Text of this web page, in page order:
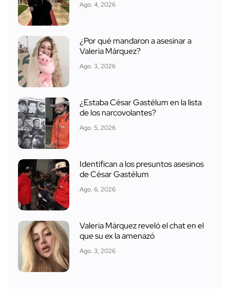
Ago. 4, 2026
¿Por qué mandaron a asesinar a
Valeria Márquez?
Ago. 3, 2026
¿Estaba César Gastélum en la lista
de los narcovolantes?
Ago. 5, 2026
Identifican a los presuntos asesinos
de César Gastélum
Ago. 6, 2026
Valeria Márquez reveló el chat en el
que su ex la amenazó
Ago. 3, 2026